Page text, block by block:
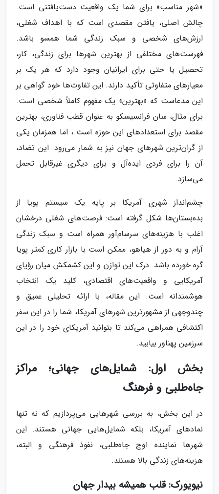
«شهر مناسب» برای شما یک واقعیت دست‌یافتنی است.
چالش اصلی، یافتن مقصدی است که با اهداف شغلی،
ارزش‌های شخصی و سبک زندگی شما همسو باشد.
فهرست‌های مختلفی از بهترین شهرها برای زندگی، کار،
تحصیل یا حتی برای ایرانیان وجود دارد که هر یک بر
معیارهای متفاوتی تأکید دارند. این تفاوت‌ها خود گواهی بر
این مدعاست که «بهترین» یک مفهوم کاملاً شخصی است.
برای مثال، سان فرانسیسکو به عنوان قطب فناوری، بهترین
مقصد برای استعدادهای این حوزه است ، اما همزمان یکی
از گران‌ترین شهرهای جهان نیز به شمار می‌رود. این تضاد،
آن را برای فردی ایده‌آل و برای دیگری غیرقابل تحمل
می‌سازد.
چشم‌انداز شهری آمریکا بر پایه یک سیستم پویا از
بده‌بستان‌ها شکل گرفته است: فرصت‌های شغلی درخشان
اغلب با هزینه‌های سرسام‌آور همراه است و سبک زندگی
آرام و به دور از هیاهو، ممکن است با بازار کاری کمتر پویا
گره خورده باشد. درک این توازن و این کشمکش میان رؤیای
آمریکایی و واقعیت‌های اقتصادی، کلید یک انتخاب
هوشمندانه است. این مقاله، با ارائه تحلیلی عمیق و
چندوجهی از مشهورترین شهرهای آمریکا، شما را در این سفر
اکتشافی همراهی می‌کند تا بتوانید آمریکای خود را در این
سرزمین پهناور بیابید.
بخش اول: شمایل‌های جهانی؛ مراکز
جاه‌طلبی و فرهنگ
در این بخش، به بررسی شهرهایی می‌پردازیم که نه تنها
نمادهای آمریکا، بلکه شمایل‌هایی جهانی هستند. این
شهرها نماینده اوج جاه‌طلبی، نفوذ فرهنگی و البته،
هزینه‌های زندگی بالا هستند.
نیویورک: قلب همیشه بیدار جهان